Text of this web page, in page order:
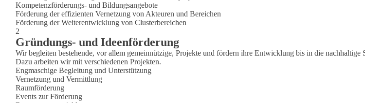
Kompetenzförderungs- und Bildungsangebote
Förderung der effizienten Vernetzung von Akteuren und Bereichen
Förderung der Weiterentwicklung von Clusterbereichen
2
Gründungs- und Ideenförderung
Wir begleiten bestehende, vor allem gemeinnützige, Projekte und fördern ihre Entwicklung bis in die nachhaltige
Dazu arbeiten wir mit verschiedenen Projekten.
Engmaschige Begleitung und Unterstützung
Vernetzung und Vermittlung
Raumförderung
Events zur Förderung